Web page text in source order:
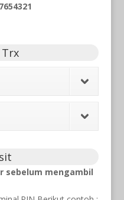
sebelum mengambil